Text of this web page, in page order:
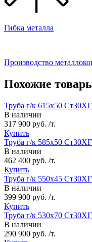
Гибка металла
Производство
Похожие
Труба г/к 615х50
В наличии
317 900 руб. /т.
Купить
Труба г/к 585х50
В наличии
462 400 руб. /т.
Купить
Труба г/к 550х45
В наличии
399 900 руб. /т.
Купить
Труба г/к 530х70
В наличии
290 900 руб. /т.